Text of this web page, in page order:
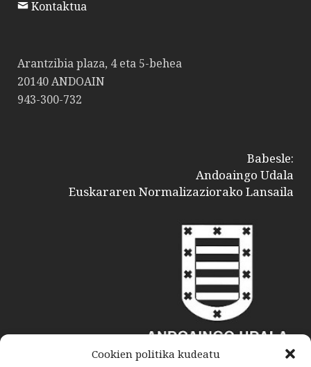
Cookien politika kudeatu
Kontaktua
Arantzibia plaza, 4 eta 5-behea
20140 ANDOAIN
943-300-732
Babesle:
Andoaingo Udala
Euskararen Normalizaziorako Lansaila